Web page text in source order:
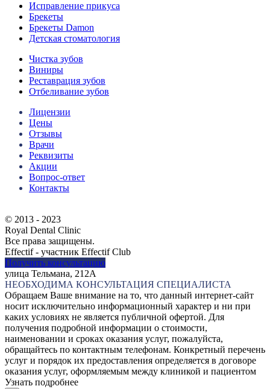
Исправление прикуса
Брекеты
Брекеты Damon
Детская стоматология
Чистка зубов
Виниры
Реставрация зубов
Отбеливание зубов
Лицензии
Цены
Отзывы
Врачи
Реквизиты
Акции
Вопрос-ответ
Контакты
© 2013 - 2023
Royal Dental Clinic
Все права защищены.
Effectif - участник Effectif Club
Получить консультацию
улица Тельмана, 212А
НЕОБХОДИМА КОНСУЛЬТАЦИЯ СПЕЦИАЛИСТА
Обращаем Ваше внимание на то, что данный интернет-сайт
носит исключительно информационный характер и ни при
каких условиях не является публичной офертой. Для
получения подробной информации о стоимости,
наименовании и сроках оказания услуг, пожалуйста,
обращайтесь по контактным телефонам. Конкретный перечень
услуг и порядок их предоставления определяется в договоре
оказания услуг, оформляемым между клиникой и пациентом
Узнать подробнее